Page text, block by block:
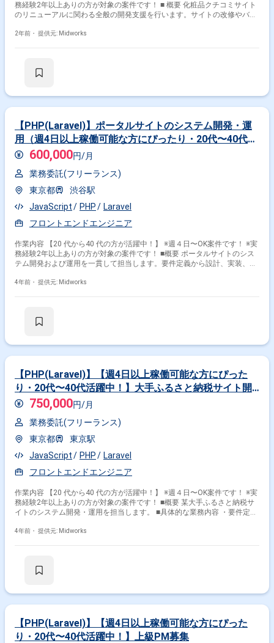
務経験2年以上ありの方が対象の案件です！ ■ 概要 化粧品クチコミサイト
のリニューアルに関わる全般の開発支援を行います。サイトの改修やバッ
定です。主にAWS環境下で実装作業を担当する予定です。 ■ 具体的な業務
員として、コミュニケーションを取りながら業務を進めて頂く予定です。
-------------- ※弊社では、法人、請負いの案件は取り扱っておりません。
2年前・ 提供元: Midworks
【PHP(Laravel)】ポータルサイトのシステム開発・運
用（週4日以上稼働可能な方にぴったり・20代〜40代活
躍中！）
600,000円/月
業務委託(フリーランス)
東京都
渋谷駅
JavaScript
PHP
Laravel
フロントエンドエンジニア
作業内容 【20 代から40 代の方が活躍中！】 ※週４日〜OK案件です！ ※実
務経験2年以上ありの方が対象の案件です！ ■概要 ポータルサイトのシス
テム開発および運用を一貫して担当します。要件定義から設計、実装、保
体的な業務内容 ・ポータルサイトの要件定義および設計 ・PHPおよび
ュニケーションを取りながら業務を進めて頂く予定です。また、緊急時に
社では、法人、請負いの案件は取り扱っておりません。
4年前・ 提供元: Midworks
【PHP(Laravel)】【週4日以上稼働可能な方にぴった
り・20代〜40代活躍中！】大手ふるさと納税サイト開
発！システム構築に挑戦
750,000円/月
業務委託(フリーランス)
東京都
東京駅
JavaScript
PHP
Laravel
フロントエンドエンジニア
作業内容 【20 代から40 代の方が活躍中！】 ※週４日〜OK案件です！ ※実
務経験2年以上ありの方が対象の案件です！ ■概要 某大手ふるさと納税サ
イトのシステム開発・運用を担当します。 ■具体的な業務内容 ・要件定義
ンド開発も含む 勤務開始時には、プロジェクトの一員として、コミュニケ
は様々なプロジェクトの提案を強みとしておりますので、お気軽にご相談
4年前・ 提供元: Midworks
【PHP(Laravel)】【週4日以上稼働可能な方にぴった
り・20代〜40代活躍中！】上級PM募集